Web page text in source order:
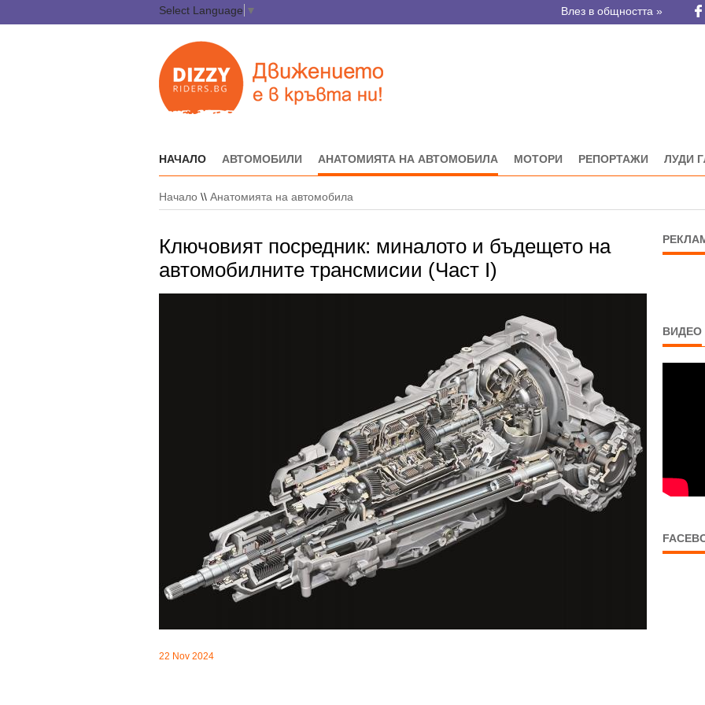
Select Language ▼ Влез в общността »
НАЧАЛО АВТОМОБИЛИ АНАТОМИЯТА НА АВТОМОБИЛА МОТОРИ РЕПОРТАЖИ ЛУДИ
Начало \\ Анатомията на автомобила
Ключовият посредник: миналото и бъдещето на
автомобилните трансмисии (Част I)
22 Nov 2024
ВИДЕО